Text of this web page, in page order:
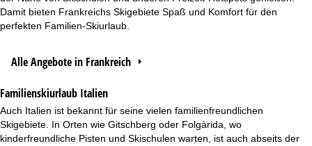
Damit bieten Frankreichs Skigebiete Spaß und Komfort für den
perfekten Familien-Skiurlaub.
Alle Angebote in Frankreich
Familienskiurlaub Italien
Auch Italien ist bekannt für seine vielen familienfreundlichen
Skigebiete. In Orten wie Gitschberg oder Folgàrida, wo
kinderfreundliche Pisten und Skischulen warten, ist auch abseits der